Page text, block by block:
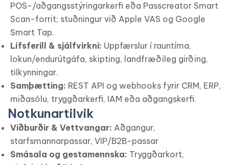
POS-/aðgangsstýringarkerfi eða Passcreator Smart
Scan-forrit; stuðningur við Apple VAS og Google
Smart Tap.
Lífsferill & sjálfvirkni: Uppfærslur í rauntíma,
lokun/endurútgáfa, skipting, landfræðileg girðing,
tilkynningar.
Samþætting: REST API og webhooks fyrir CRM, ERP,
miðasölu, tryggðarkerfi, IAM eða aðgangskerfi.
Notkunartilvik
Viðburðir & Vettvangar: Aðgangur,
starfsmannarpassar, VIP/B2B-passar
Smásala og gestamennska: Tryggðarkort,